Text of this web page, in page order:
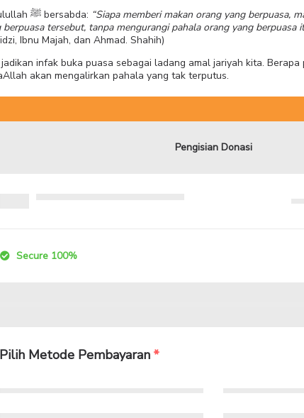
Rasulullah ﷺ bersabda: “Siapa memberi makan orang yang berpuasa,
berpuasa tersebut, tanpa mengurangi pahala orang yang berpuasa
Ibnu Majah, dan Ahmad. Shahih)
infak buka puasa sebagai ladang amal jariyah kita.
akan mengalirkan pahala yang tak terputus.
Pengisian Donasi
Secure 100%
Pilih Metode Pembayaran